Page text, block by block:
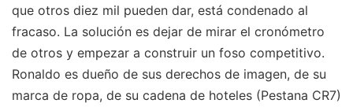
que otros diez mil pueden dar, está condenado al
fracaso. La solución es dejar de mirar el cronómetro
de otros y empezar a construir un foso competitivo.
Ronaldo es dueño de sus derechos de imagen, de su
marca de ropa, de su cadena de hoteles (Pestana CR7)